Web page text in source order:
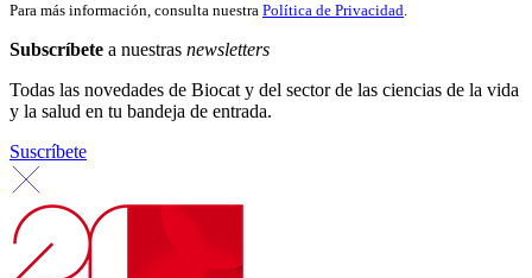
Para más información, consulta nuestra Política de Privacidad.
Subscríbete a nuestras newsletters
Todas las novedades de Biocat y del sector de las ciencias de la vida
y la salud en tu bandeja de entrada.
Suscríbete